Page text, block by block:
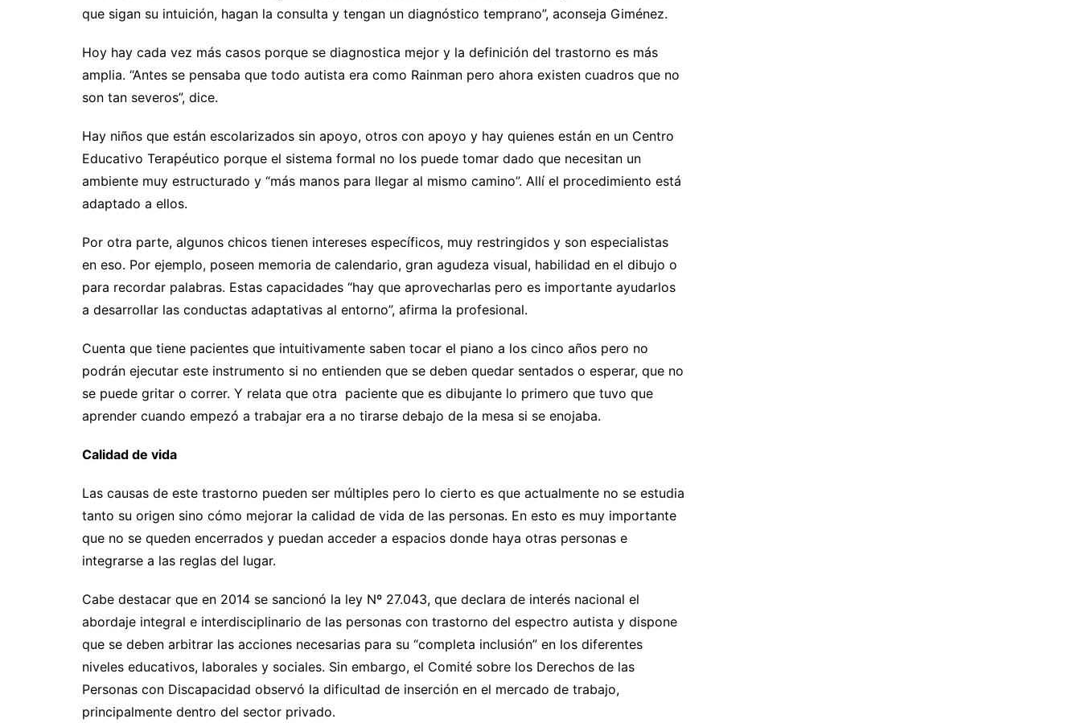
que sigan su intuición, hagan la consulta y tengan un diagnóstico temprano”, aconseja Giménez.
Hoy hay cada vez más casos porque se diagnostica mejor y la definición del trastorno es más
amplia. “Antes se pensaba que todo autista era como Rainman pero ahora existen cuadros que no
son tan severos”, dice.
Hay niños que están escolarizados sin apoyo, otros con apoyo y hay quienes están en un Centro
Educativo Terapéutico porque el sistema formal no los puede tomar dado que necesitan un
ambiente muy estructurado y “más manos para llegar al mismo camino”. Allí el procedimiento está
adaptado a ellos.
Por otra parte, algunos chicos tienen intereses específicos, muy restringidos y son especialistas
en eso. Por ejemplo, poseen memoria de calendario, gran agudeza visual, habilidad en el dibujo o
para recordar palabras. Estas capacidades “hay que aprovecharlas pero es importante ayudarlos
a desarrollar las conductas adaptativas al entorno”, afirma la profesional.
Cuenta que tiene pacientes que intuitivamente saben tocar el piano a los cinco años pero no
podrán ejecutar este instrumento si no entienden que se deben quedar sentados o esperar, que no
se puede gritar o correr. Y relata que otra paciente que es dibujante lo primero que tuvo que
aprender cuando empezó a trabajar era a no tirarse debajo de la mesa si se enojaba.
Calidad de vida
Las causas de este trastorno pueden ser múltiples pero lo cierto es que actualmente no se estudia
tanto su origen sino cómo mejorar la calidad de vida de las personas. En esto es muy importante
que no se queden encerrados y puedan acceder a espacios donde haya otras personas e
integrarse a las reglas del lugar.
Cabe destacar que en 2014 se sancionó la ley Nº 27.043, que declara de interés nacional el
abordaje integral e interdisciplinario de las personas con trastorno del espectro autista y dispone
que se deben arbitrar las acciones necesarias para su “completa inclusión” en los diferentes
niveles educativos, laborales y sociales. Sin embargo, el Comité sobre los Derechos de las
Personas con Discapacidad observó la dificultad de inserción en el mercado de trabajo,
principalmente dentro del sector privado.